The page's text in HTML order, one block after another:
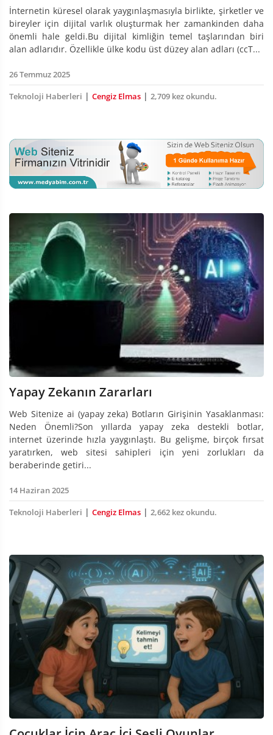
İnternetin küresel olarak yaygınlaşmasıyla birlikte, şirketler ve
bireyler için dijital varlık oluşturmak her zamankinden daha
önemli hale geldi.Bu dijital kimliğin temel taşlarından biri
alan adlarıdır. Özellikle ülke kodu üst düzey alan adları (ccT...
26 Temmuz 2025
Teknoloji Haberleri | Cengiz Elmas | 2,709 kez okundu.
Yapay Zekanın Zararları
Web Sitenize ai (yapay zeka) Botların Girişinin Yasaklanması:
Neden Önemli?Son yıllarda yapay zeka destekli botlar,
internet üzerinde hızla yaygınlaştı. Bu gelişme, birçok fırsat
yaratırken, web sitesi sahipleri için yeni zorlukları da
beraberinde getiri...
14 Haziran 2025
Teknoloji Haberleri | Cengiz Elmas | 2,662 kez okundu.